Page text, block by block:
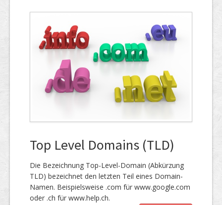
Top Level Domains (TLD)
Die Bezeichnung Top-Level-Domain (Abkürzung
TLD) bezeichnet den letzten Teil eines Domain-
Namen. Beispielsweise .com für www.google.com
oder .ch für www.help.ch.